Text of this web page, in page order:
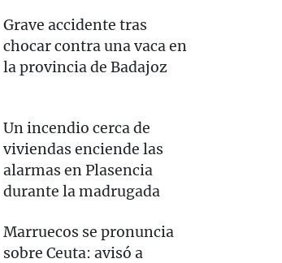
Grave accidente tras
chocar contra una vaca en
la provincia de Badajoz
Un incendio cerca de
viviendas enciende las
alarmas en Plasencia
durante la madrugada
Marruecos se pronuncia
sobre Ceuta: avisó a